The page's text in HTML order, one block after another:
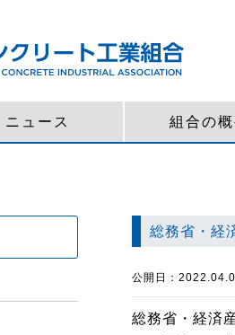
ニュース 組合の
総務省・経
公開日：
総務省・経済